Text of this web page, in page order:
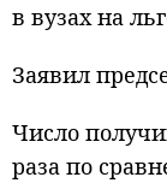
в вузах на
Заявил
Число
раза по